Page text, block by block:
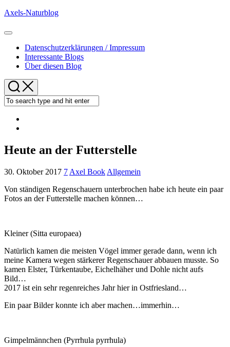
Skip
content
Axels-Naturblog
Expand
Datenschutzerklärungen / Impressum
Interessante Blogs
Über diesen Blog
Heute an der Futterstelle
30. Oktober 2017 7 Axel Book Allgemein
Von ständigen Regenschauern unterbrochen habe ich heute ein paar
Fotos an der Futterstelle machen können…
Kleiner (Sitta europaea)
Natürlich kamen die meisten Vögel immer gerade dann, wenn ich
meine Kamera wegen stärkerer Regenschauer abbauen musste. So
kamen Elster, Türkentaube, Eichelhäher und Dohle nicht aufs
Bild…
2017 ist ein sehr regenreiches Jahr hier in Ostfriesland…
Ein paar Bilder konnte ich aber machen…immerhin…
Gimpelmännchen (Pyrrhula pyrrhula)